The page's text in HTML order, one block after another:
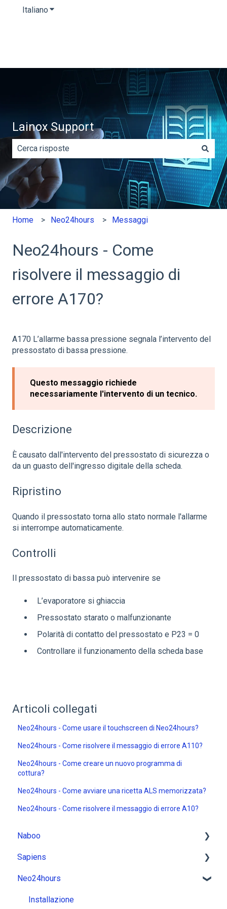
Italiano Mostra sottomenu per le traduzioni
Lainox Support
Non sono presenti suggerimenti perché il campo di
Home Neo24hours Messaggi
Neo24hours - Come
risolvere il messaggio di
errore A170?
A170 L’allarme bassa pressione segnala l’intervento del
pressostato di bassa pressione.
Questo messaggio richiede
necessariamente l'intervento di un tecnico.
Descrizione
È causato dall'intervento del pressostato di sicurezza o
da un guasto dell'ingresso digitale della scheda.
Ripristino
Quando il pressostato torna allo stato normale l'allarme
si interrompe automaticamente.
Controlli
Il pressostato di bassa può intervenire se
L’evaporatore si ghiaccia
Pressostato starato o malfunzionante
Polarità di contatto del pressostato e P23 = 0
Controllare il funzionamento della scheda base
Articoli collegati
Neo24hours - Come usare il touchscreen di Neo24hours?
Neo24hours - Come risolvere il messaggio di errore A110?
Neo24hours - Come creare un nuovo programma di
cottura?
Neo24hours - Come avviare una ricetta ALS memorizzata?
Neo24hours - Come risolvere il messaggio di errore A10?
Naboo
Installazione
Utilizzo
Messaggi
Sapiens
Installazione
Utilizzo
Neo24hours
Installazione